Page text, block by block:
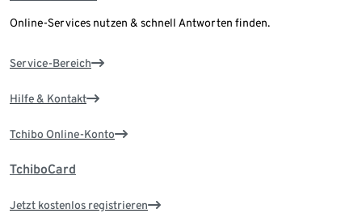
Online-Services nutzen & schnell Antworten finden.
Service-Bereich
Hilfe & Kontakt
Tchibo Online-Konto
TchiboCard
Jetzt kostenlos registrieren